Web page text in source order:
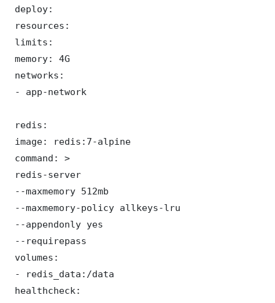
deploy:
resources:
limits:
memory: 4G
networks:
- app-network
redis:
image: redis:7-alpine
command: >
redis-server
--maxmemory 512mb
--maxmemory-policy allkeys-lru
--appendonly yes
--requirepass
volumes:
- redis_data:/data
healthcheck: